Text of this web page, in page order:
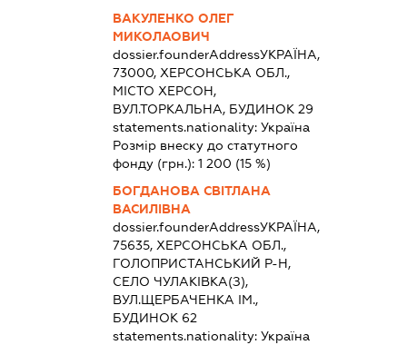
ВАКУЛЕНКО ОЛЕГ
МИКОЛАОВИЧ
dossier.founderAddressУКРАЇНА,
73000, ХЕРСОНСЬКА ОБЛ.,
МІСТО ХЕРСОН,
ВУЛ.ТОРКАЛЬНА, БУДИНОК 29
statements.nationality: Україна
Розмір внеску до статутного
фонду (грн.): 1 200 (15 %)
БОГДАНОВА СВІТЛАНА
ВАСИЛІВНА
dossier.founderAddressУКРАЇНА,
75635, ХЕРСОНСЬКА ОБЛ.,
ГОЛОПРИСТАНСЬКИЙ Р-Н,
СЕЛО ЧУЛАКІВКА(З),
ВУЛ.ЩЕРБАЧЕНКА ІМ.,
БУДИНОК 62
statements.nationality: Україна